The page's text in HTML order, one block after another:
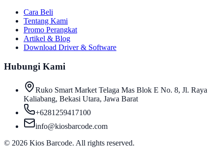
Cara Beli
Tentang Kami
Promo Perangkat
Artikel & Blog
Download Driver & Software
Hubungi Kami
Ruko Smart Market Telaga Mas Blok E No. 8, Jl. Raya
Kaliabang, Bekasi Utara, Jawa Barat
+6281259417100
info@kiosbarcode.com
© 2026 Kios Barcode. All rights reserved.